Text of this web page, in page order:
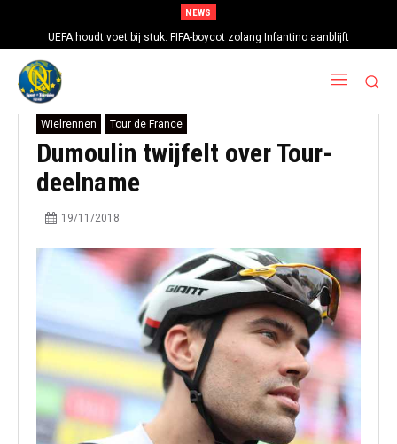
NEWS
UEFA houdt voet bij stuk: FIFA-boycot zolang Infantino aanblijft
Wielrennen Tour de France
Dumoulin twijfelt over Tour-
deelname
19/11/2018